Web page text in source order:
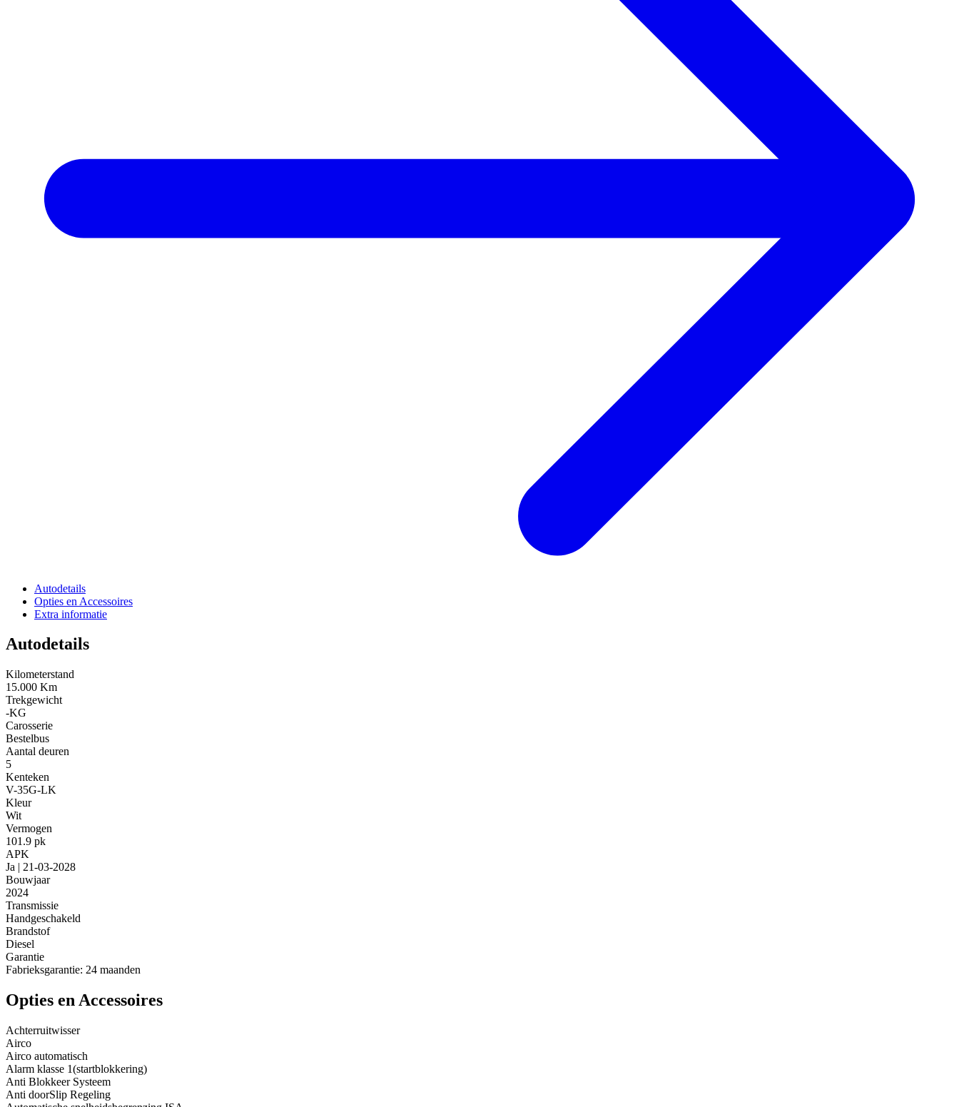
Autodetails
Opties en Accessoires
Extra informatie
Autodetails
Kilometerstand
15.000 Km
Trekgewicht
-KG
Carosserie
Bestelbus
Aantal deuren
5
Kenteken
V-35G-LK
Kleur
Wit
Vermogen
101.9 pk
APK
Ja | 21-03-2028
Bouwjaar
2024
Transmissie
Handgeschakeld
Brandstof
Diesel
Garantie
Fabrieksgarantie: 24 maanden
Opties en Accessoires
Achterruitwisser
Airco
Airco automatisch
Alarm klasse 1(startblokkering)
Anti Blokkeer Systeem
Anti doorSlip Regeling